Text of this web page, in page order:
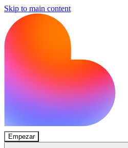
Skip to main content
Empezar